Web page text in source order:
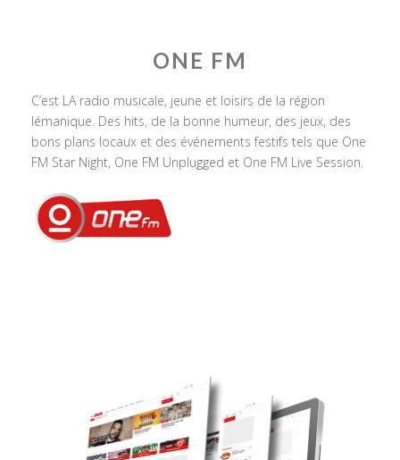
ONE FM
C’est LA radio musicale, jeune et loisirs de la région
lémanique. Des hits, de la bonne humeur, des jeux, des
bons plans locaux et des événements festifs tels que One
FM Star Night, One FM Unplugged et One FM Live Session.